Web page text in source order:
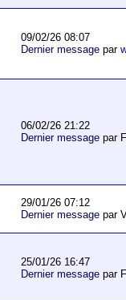
09/02/26 08:07
Dernier messagepar
06/02/26 21:22
Dernier messagepar
29/01/26 07:12
Dernier messagepar
25/01/26 16:47
Dernier messagepar